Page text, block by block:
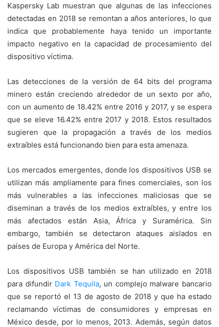
Kaspersky Lab muestran que algunas de las infecciones
detectadas en 2018 se remontan a años anteriores, lo que
indica que probablemente haya tenido un importante
impacto negativo en la capacidad de procesamiento del
dispositivo víctima.
Las detecciones de la versión de 64 bits del programa
minero están creciendo alrededor de un sexto por año,
con un aumento de 18.42% entre 2016 y 2017, y se espera
que se eleve 16.42% entre 2017 y 2018. Estos resultados
sugieren que la propagación a través de los medios
extraíbles está funcionando bien para esta amenaza.
Los mercados emergentes, donde los dispositivos USB se
utilizan más ampliamente para fines comerciales, son los
más vulnerables a las infecciones maliciosas que se
diseminan a través de los medios extraíbles, y entre los
más afectados están Asia, África y Suramérica. Sin
embargo, también se detectaron ataques aislados en
países de Europa y América del Norte.
Los dispositivos USB también se han utilizado en 2018
para difundir Dark Tequila, un complejo malware bancario
que se reportó el 13 de agosto de 2018 y que ha estado
reclamando víctimas de consumidores y empresas en
México desde, por lo menos, 2013. Además, según datos